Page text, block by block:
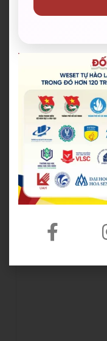
tại đây.
WESET tự hào
trong đó hơn 120
Tổng